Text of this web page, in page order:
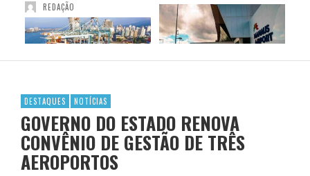
REDAÇÃO
DESTAQUES NOTÍCIAS
GOVERNO DO ESTADO RENOVA
CONVÊNIO DE GESTÃO DE TRÊS
AEROPORTOS